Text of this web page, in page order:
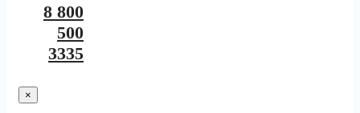
8 800
500
3335
×